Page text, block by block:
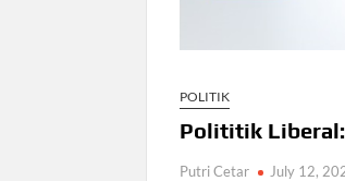
POLITIK
Polititik Liberal:
Putri Cetar July 12,